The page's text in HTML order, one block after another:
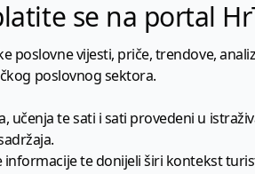
se na portal
vijesti, priče, trendove,
poslovnog sektora.
te sati i sati provedeni u
te donijeli širi kontekst